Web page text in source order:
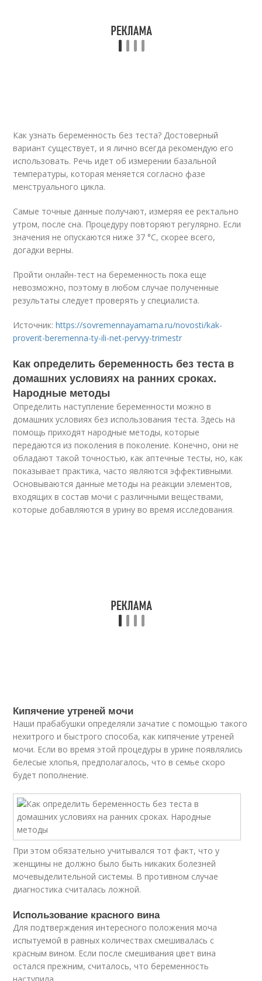
Как узнать беременность без теста? Достоверный
вариант существует, и я лично всегда рекомендую его
использовать. Речь идет об измерении базальной
температуры, которая меняется согласно фазе
менструального цикла.
Самые точные данные получают, измеряя ее ректально
утром, после сна. Процедуру повторяют регулярно. Если
значения не опускаются ниже 37 °С, скорее всего,
догадки верны.
Пройти онлайн-тест на беременность пока еще
невозможно, поэтому в любом случае полученные
результаты следует проверять у специалиста.
Источник:https://sovremennayamama.ru/novosti/kak-
proverit-beremenna-ty-ili-net-pervyy-trimestr
Как определить беременность без теста в
домашних условиях на ранних сроках.
Народные методы
Определить наступление беременности можно в
домашних условиях без использования теста. Здесь на
помощь приходят народные методы, которые
передаются из поколения в поколение. Конечно, они не
обладают такой точностью, как аптечные тесты, но, как
показывает практика, часто являются эффективными.
Основываются данные методы на реакции элементов,
входящих в состав мочи с различными веществами,
которые добавляются в урину во время исследования.
Кипячение утреней мочи
Наши прабабушки определяли зачатие с помощью такого
нехитрого и быстрого способа, как кипячение утреней
мочи. Если во время этой процедуры в урине появлялись
белесые хлопья, предполагалось, что в семье скоро
будет пополнение.
При этом обязательно учитывался тот факт, что у
женщины не должно было быть никаких болезней
мочевыделительной системы. В противном случае
диагностика считалась ложной.
Использование красного вина
Для подтверждения интересного положения моча
испытуемой в равных количествах смешивалась с
красным вином. Если после смешивания цвет вина
остался прежним, считалось, что беременность